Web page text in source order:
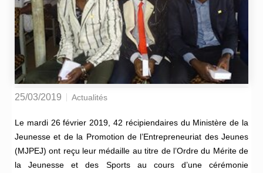
25/03/2019 Actualités
Le mardi 26 février 2019, 42 récipiendaires du Ministère de la
Jeunesse et de la Promotion de l’Entrepreneuriat des Jeunes
(MJPEJ) ont reçu leur médaille au titre de l’Ordre du Mérite de
la Jeunesse et des Sports au cours d’une cérémonie